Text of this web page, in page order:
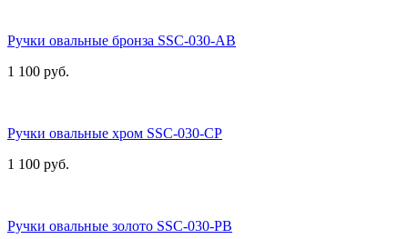
Ручки овальные бронза SSC-030-AB
1 100 руб.
Ручки овальные хром SSC-030-CP
1 100 руб.
Ручки овальные золото SSC-030-PB